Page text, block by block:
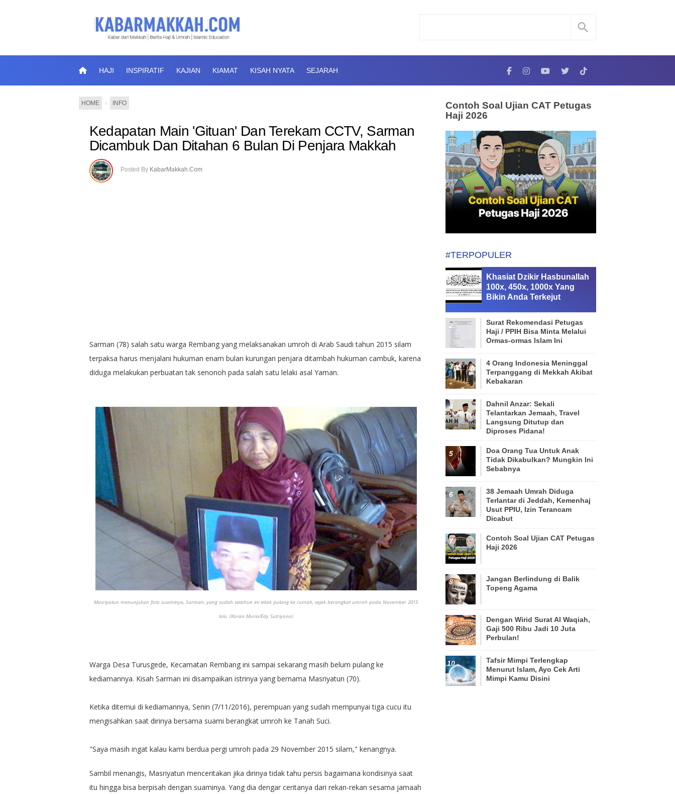
HAJI INSPIRATIF KAJIAN KIAMAT KISAH NYATA SEJARAH
HOME › INFO
Kedapatan Main 'Gituan' Dan Terekam CCTV, Sarman
Dicambuk Dan Ditahan 6 Bulan Di Penjara Makkah
Posted By KabarMakkah.Com
Sarman (78) salah satu warga Rembang yang melaksanakan umroh di Arab Saudi tahun 2015 silam
terpaksa harus menjalani hukuman enam bulan kurungan penjara ditambah hukuman cambuk, karena
diduga melakukan perbuatan tak senonoh pada salah satu lelaki asal Yaman.
Masriyatun menunjukan foto suaminya, Sarman, yang sudah setahun ini tidak pulang ke rumah, sejak berangkat umroh pada November 2015
lalu. (Koran Muria/Edy Sutriyono)
Warga Desa Turusgede, Kecamatan Rembang ini sampai sekarang masih belum pulang ke
kediamannya. Kisah Sarman ini disampaikan istrinya yang bernama Masriyatun (70).
Ketika ditemui di kediamannya, Senin (7/11/2016), perempuan yang sudah mempunyai tiga cucu itu
mengisahkan saat dirinya bersama suami berangkat umroh ke Tanah Suci.
"Saya masih ingat kalau kami berdua pergi umroh pada 29 November 2015 silam," kenangnya.
Sambil menangis, Masriyatun menceritakan jika dirinya tidak tahu persis bagaimana kondisinya saat
itu hingga bisa berpisah dengan suaminya. Yang dia dengar ceritanya dari rekan-rekan sesama jamaah
Contoh Soal Ujian CAT Petugas
Haji 2026
#TERPOPULER
Khasiat Dzikir Hasbunallah
100x, 450x, 1000x Yang
Bikin Anda Terkejut
Surat Rekomendasi Petugas
Haji / PPIH Bisa Minta Melalui
Ormas-ormas Islam Ini
4 Orang Indonesia Meninggal
Terpanggang di Mekkah Akibat
Kebakaran
Dahnil Anzar: Sekali
Telantarkan Jemaah, Travel
Langsung Ditutup dan
Diproses Pidana!
Doa Orang Tua Untuk Anak
Tidak Dikabulkan? Mungkin Ini
Sebabnya
38 Jemaah Umrah Diduga
Terlantar di Jeddah, Kemenhaj
Usut PPIU, Izin Terancam
Dicabut
Contoh Soal Ujian CAT Petugas
Haji 2026
Jangan Berlindung di Balik
Topeng Agama
Dengan Wirid Surat Al Waqiah,
Gaji 500 Ribu Jadi 10 Juta
Perbulan!
Tafsir Mimpi Terlengkap
Menurut Islam, Ayo Cek Arti
Mimpi Kamu Disini